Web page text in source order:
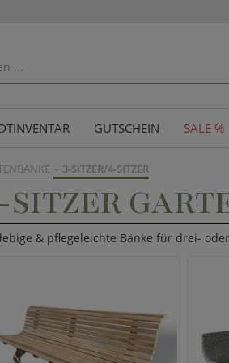
GUTSCHEIN SALE %
3-SITZER/4-SITZER
& pflegeleichte Bänke für drei-